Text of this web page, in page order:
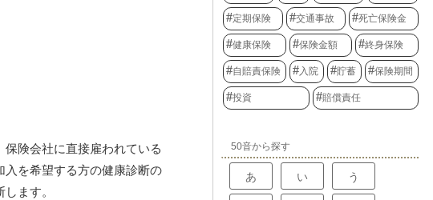
険会社に直接雇われている
入を希望する方の健康診断の
ます。
定期保険 交通事故 死亡保険金
健康保険 保険金額 終身保険
自賠責保険 入院 貯蓄 保険期間
投資 賠償責任
50音から探す
あ い う